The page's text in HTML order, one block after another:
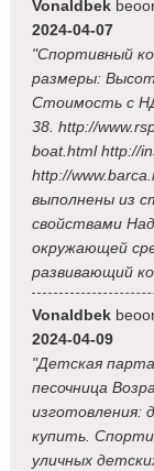
Vonaldbek
2024-04-07
"Спортивный
размеры:
Стоимость с
38. http://
boat.html http://
http://
выполнены из
свойствами
окружающей
развивающий
Vonaldbek
2024-04-09
"Детская
песочница
изготовления:
купить.
уличных